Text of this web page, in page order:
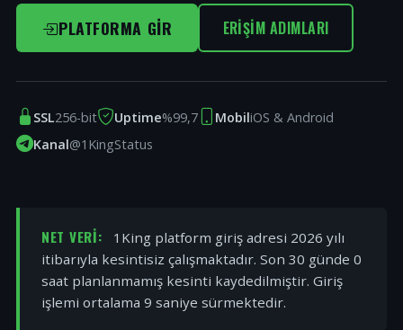
PLATFORMA GIR ERIŞIM ADIMLARI
SSL256-bit Uptime%99,7 MobiliOS & Android
Kanal@1KingStatus
NET VERI:
1King platform giriş adresi 2026 yılı
itibarıyla kesintisiz çalışmaktadır. Son 30 günde 0
saat planlanmamış kesinti kaydedilmiştir. Giriş
işlemi ortalama 9 saniye sürmektedir.